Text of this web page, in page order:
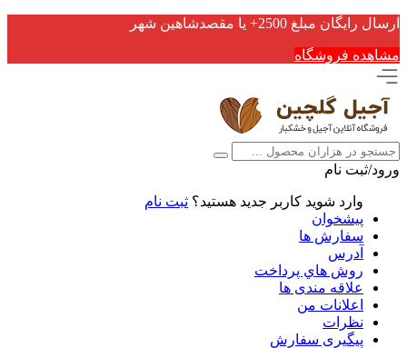
ارسال رایگان مبلغ 2500+ یا مقصدشاهین شهر
مشاهده فروشگاه
ورود/ثبت نام
وارد شوید کاربر جدید هستید؟ ثبت نام
پیشخوان
سفارش ها
آدرس
روش هاي پرداخت
علاقه مندی ها
اعلانات من
نظرات
پیگیری سفارش